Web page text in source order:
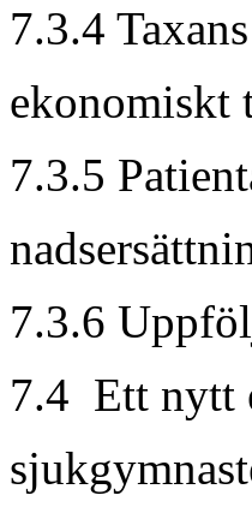
7.3.4
ekonomiskt
7.3.5
7.3.6
7.4 Ett nytt